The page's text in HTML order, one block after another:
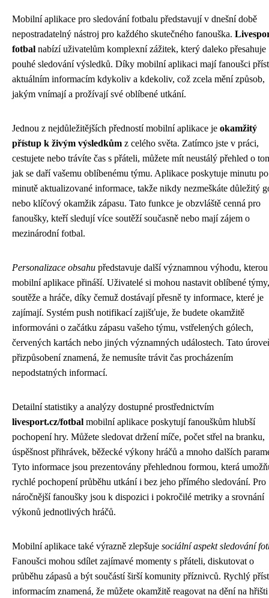
Mobilní aplikace pro sledování fotbalu představují v dnešní době
nepostradatelný nástroj pro každého skutečného fanouška.
fotbal nabízí uživatelům komplexní zážitek, který daleko přesahuje
pouhé sledování výsledků. Díky mobilní aplikaci mají fanoušci
aktuálním informacím kdykoliv a kdekoliv, což zcela mění způsob,
jakým vnímají a prožívají své oblíbené utkání.
Jednou z nejdůležitějších předností mobilní aplikace je okamžitý
přístup k živým výsledkům z celého světa. Zatímco jste v práci,
cestujete nebo trávíte čas s přáteli, můžete mít neustálý přehled o
jak se daří vašemu oblíbenému týmu. Aplikace poskytuje minutu po
minutě aktualizované informace, takže nikdy nezmeškáte důležitý
nebo klíčový okamžik zápasu. Tato funkce je obzvláště cenná pro
fanoušky, kteří sledují více soutěží současně nebo mají zájem o
mezinárodní fotbal.
Personalizace obsahu představuje další významnou výhodu, kterou
mobilní aplikace přináší. Uživatelé si mohou nastavit oblíbené týmy,
soutěže a hráče, díky čemuž dostávají přesně ty informace, které je
zajímají. Systém push notifikací zajišťuje, že budete okamžitě
informováni o začátku zápasu vašeho týmu, vstřelených gólech,
červených kartách nebo jiných významných událostech. Tato
přizpůsobení znamená, že nemusíte trávit čas procházením
nepodstatných informací.
Detailní statistiky a analýzy dostupné prostřednictvím
livesport.cz/fotbal mobilní aplikace poskytují fanouškům hlubší
pochopení hry. Můžete sledovat držení míče, počet střel na branku,
úspěšnost přihrávek, běžecké výkony hráčů a mnoho dalších
Tyto informace jsou prezentovány přehlednou formou, která
rychlé pochopení průběhu utkání i bez jeho přímého sledování. Pro
náročnější fanoušky jsou k dispozici i pokročilé metriky a srovnání
výkonů jednotlivých hráčů.
Mobilní aplikace také výrazně zlepšuje sociální aspekt sledování
Fanoušci mohou sdílet zajímavé momenty s přáteli, diskutovat o
průběhu zápasů a být součástí širší komunity příznivců. Rychlý
informacím znamená, že můžete okamžitě reagovat na dění na hřišti